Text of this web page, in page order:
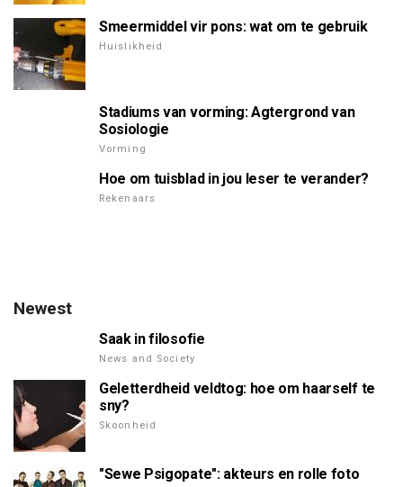
Smeermiddel vir pons: wat om te gebruik
Huislikheid
Stadiums van vorming: Agtergrond van
Sosiologie
Vorming
Hoe om tuisblad in jou leser te verander?
Rekenaars
Newest
Saak in filosofie
News and Society
Geletterdheid veldtog: hoe om haarself te
sny?
Skoonheid
"Sewe Psigopate": akteurs en rolle foto